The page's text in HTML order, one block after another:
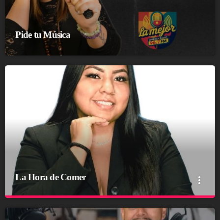
Pide tu Música
La Hora de Comer more_vert
La Hora de Comer close